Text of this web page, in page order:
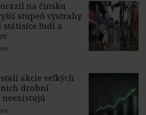
na čínsku
stupeň výstrahy
státisíce ľudí a
akcie veľkých
nich drobní